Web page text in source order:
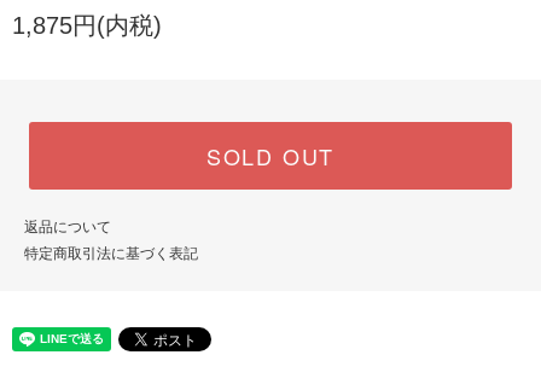
1,875円(内税)
SOLD OUT
返品について
特定商取引法に基づく表記